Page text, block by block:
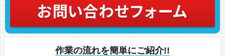
作業の流れを簡単にご紹介!!